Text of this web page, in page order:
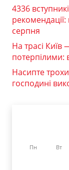
4336
серпня
На трасі Київ
потерпілими:
Насипте
господині
Пн Вт